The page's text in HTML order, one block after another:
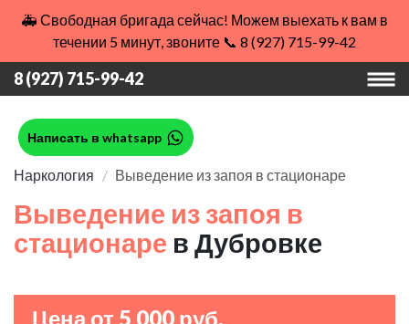
🚑 Свободная бригада сейчас! Можем выехать к вам в
течении 5 минут, звоните 📞 8 (927) 715-99-42
8 (927) 715-99-42
Написать в whatsapp
Наркология Выведение из запоя в стационаре
Выведение из запоя в
стационаре в Дубровке
Цена от 5 000 руб.